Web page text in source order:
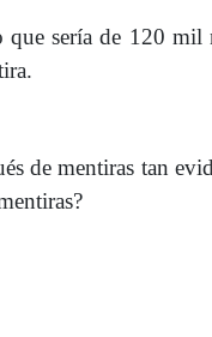
sería de 120
de mentiras tan